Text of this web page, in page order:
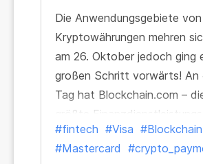
Die Anwendungsgebiete von
Kryptowährungen mehren
am 26. Oktober jedoch ging
großen Schritt vorwärts! An
Tag hat Blockchain.com –
größte
Kryptowährungen – der Welt
Blockchain.com Visa® Card
#fintech #Visa #Blockchain
#Mastercard